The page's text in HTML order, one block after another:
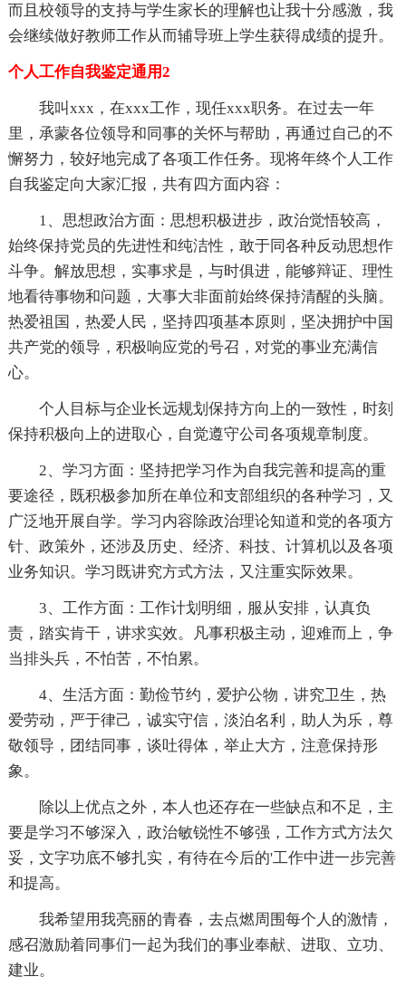
而且校领导的支持与学生家长的理解也让我十分感激，我
会继续做好教师工作从而辅导班上学生获得成绩的提升。
个人工作自我鉴定通用2
我叫xxx，在xxx工作，现任xxx职务。在过去一年
里，承蒙各位领导和同事的关怀与帮助，再通过自己的不
懈努力，较好地完成了各项工作任务。现将年终个人工作
自我鉴定向大家汇报，共有四方面内容：
1、思想政治方面：思想积极进步，政治觉悟较高，
始终保持党员的先进性和纯洁性，敢于同各种反动思想作
斗争。解放思想，实事求是，与时俱进，能够辩证、理性
地看待事物和问题，大事大非面前始终保持清醒的头脑。
热爱祖国，热爱人民，坚持四项基本原则，坚决拥护中国
共产党的领导，积极响应党的号召，对党的事业充满信
心。
个人目标与企业长远规划保持方向上的一致性，时刻
保持积极向上的进取心，自觉遵守公司各项规章制度。
2、学习方面：坚持把学习作为自我完善和提高的重
要途径，既积极参加所在单位和支部组织的各种学习，又
广泛地开展自学。学习内容除政治理论知道和党的各项方
针、政策外，还涉及历史、经济、科技、计算机以及各项
业务知识。学习既讲究方式方法，又注重实际效果。
3、工作方面：工作计划明细，服从安排，认真负
责，踏实肯干，讲求实效。凡事积极主动，迎难而上，争
当排头兵，不怕苦，不怕累。
4、生活方面：勤俭节约，爱护公物，讲究卫生，热
爱劳动，严于律己，诚实守信，淡泊名利，助人为乐，尊
敬领导，团结同事，谈吐得体，举止大方，注意保持形
象。
除以上优点之外，本人也还存在一些缺点和不足，主
要是学习不够深入，政治敏锐性不够强，工作方式方法欠
妥，文字功底不够扎实，有待在今后的'工作中进一步完善
和提高。
我希望用我亮丽的青春，去点燃周围每个人的激情，
感召激励着同事们一起为我们的事业奉献、进取、立功、
建业。